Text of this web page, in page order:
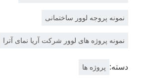
نمونه پروجه لوور ساختمانی
نمونه پروژه های لوور شرکت آریا نمای آترا
دسته: پروژه ها